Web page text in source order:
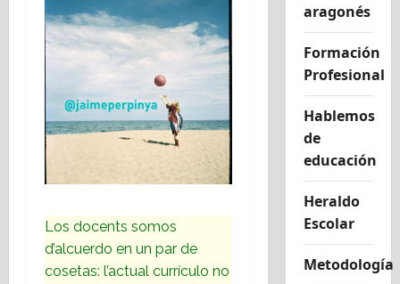
Los docents somos
d’alcuerdo en un par de
cosetas: l’actual currículo no
aragonés
Formación
Profesional
Hablemos
de
educación
Heraldo
Escolar
Metodología